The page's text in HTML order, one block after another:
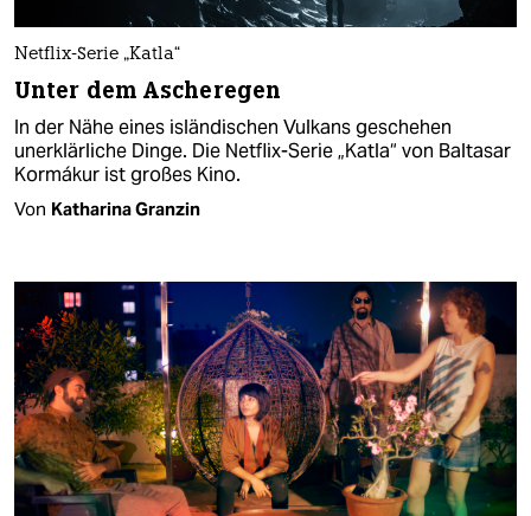
Netflix-Serie „Katla“
Unter dem Ascheregen
In der Nähe eines isländischen Vulkans geschehen
unerklärliche Dinge. Die Netflix-Serie „Katla“ von Baltasar
Kormákur ist großes Kino.
Von Katharina Granzin